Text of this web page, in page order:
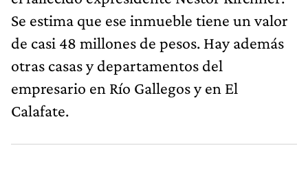
Se estima que ese inmueble tiene un valor
de casi 48 millones de pesos. Hay además
otras casas y departamentos del
empresario en Río Gallegos y en El
Calafate.